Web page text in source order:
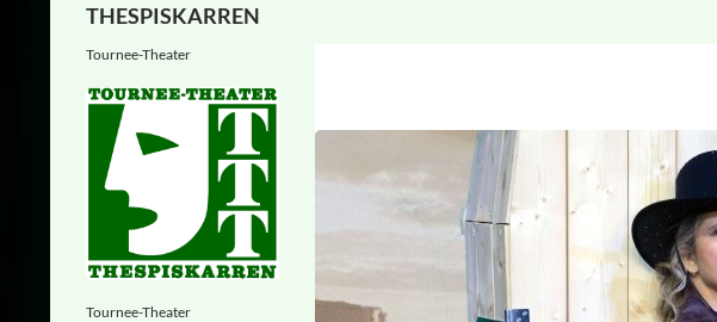
THESPISKARREN
Tournee-Theater
Tournee-Theater